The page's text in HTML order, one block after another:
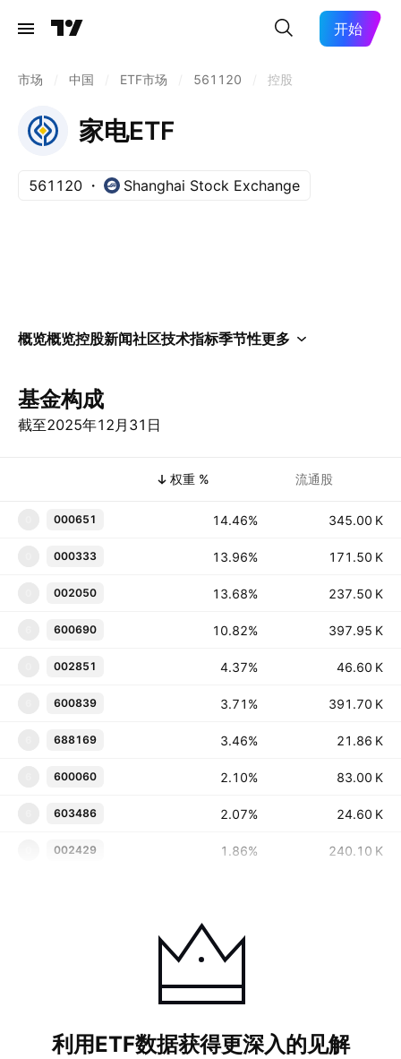
开始
市场 中国 ETF市场 561120 控股
家电ETF
561120 Shanghai Stock Exchange
概览概览控股新闻社区技术指标季节性更多
基金构成
截至2025年12月31日
权重 % 流通股
000651 14.46% ‪‪345.00 K‬‬
000333 13.96% ‪‪171.50 K‬‬
002050 13.68% ‪‪237.50 K‬‬
600690 10.82% ‪‪397.95 K‬‬
002851 4.37% ‪‪46.60 K‬‬
600839 3.71% ‪‪391.70 K‬‬
688169 3.46% ‪‪21.86 K‬‬
600060 2.10% ‪‪83.00 K‬‬
603486 2.07% ‪‪24.60 K‬‬
002429 1.86% ‪‪240.10 K‬‬
利用ETF数据获得更深入的见解